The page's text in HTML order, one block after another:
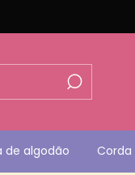
de algodão Corda